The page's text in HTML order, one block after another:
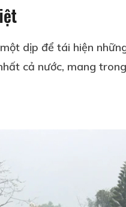
dịp để tái hiện
cả nước, mang